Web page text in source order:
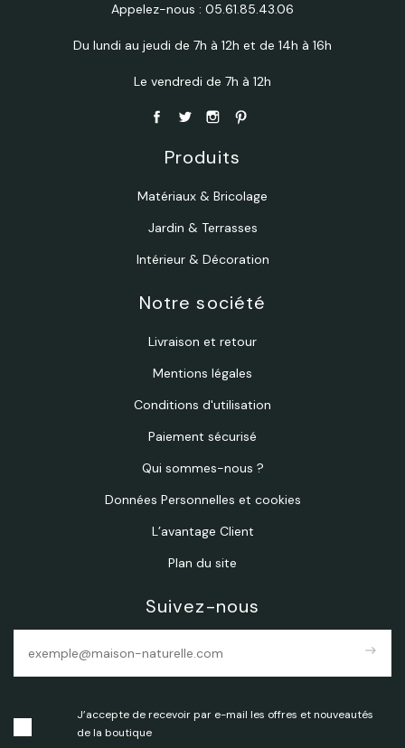
Appelez-nous : 05.61.85.43.06
Du lundi au jeudi de 7h à 12h et de 14h à 16h
Le vendredi de 7h à 12h
Produits
Matériaux & Bricolage
Jardin & Terrasses
Intérieur & Décoration
Notre société
Livraison et retour
Mentions légales
Conditions d'utilisation
Paiement sécurisé
Qui sommes-nous ?
Données Personnelles et cookies
L’avantage Client
Plan du site
Suivez-nous
east
J’accepte de recevoir par e-mail les offres et nouveautés
de la boutique